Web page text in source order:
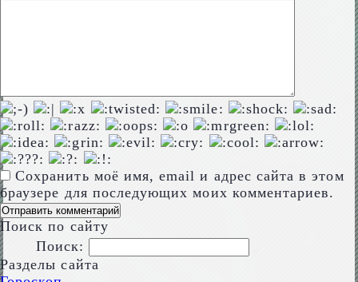
Сохранить моё имя, email и адрес сайта в этом
браузере для последующих моих комментариев.
Поиск по сайту
Поиск:
Разделы сайта